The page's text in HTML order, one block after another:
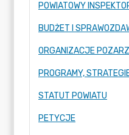
BUDŻET I
ORGANIZACJE
STATUT POWIATU
PETYCJE